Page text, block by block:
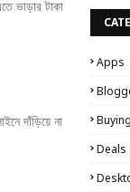
ভাড়ার টাকা
দাঁড়িয়ে না
Apps
Deals